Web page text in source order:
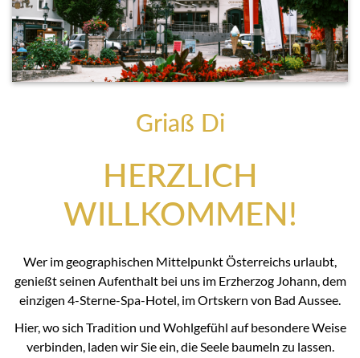
Griaß Di
HERZLICH
WILLKOMMEN!
Wer im geographischen Mittelpunkt Österreichs urlaubt,
genießt seinen Aufenthalt bei uns im Erzherzog Johann, dem
einzigen 4-Sterne-Spa-Hotel, im Ortskern von Bad Aussee.
Hier, wo sich Tradition und Wohlgefühl auf besondere Weise
verbinden, laden wir Sie ein, die Seele baumeln zu lassen.